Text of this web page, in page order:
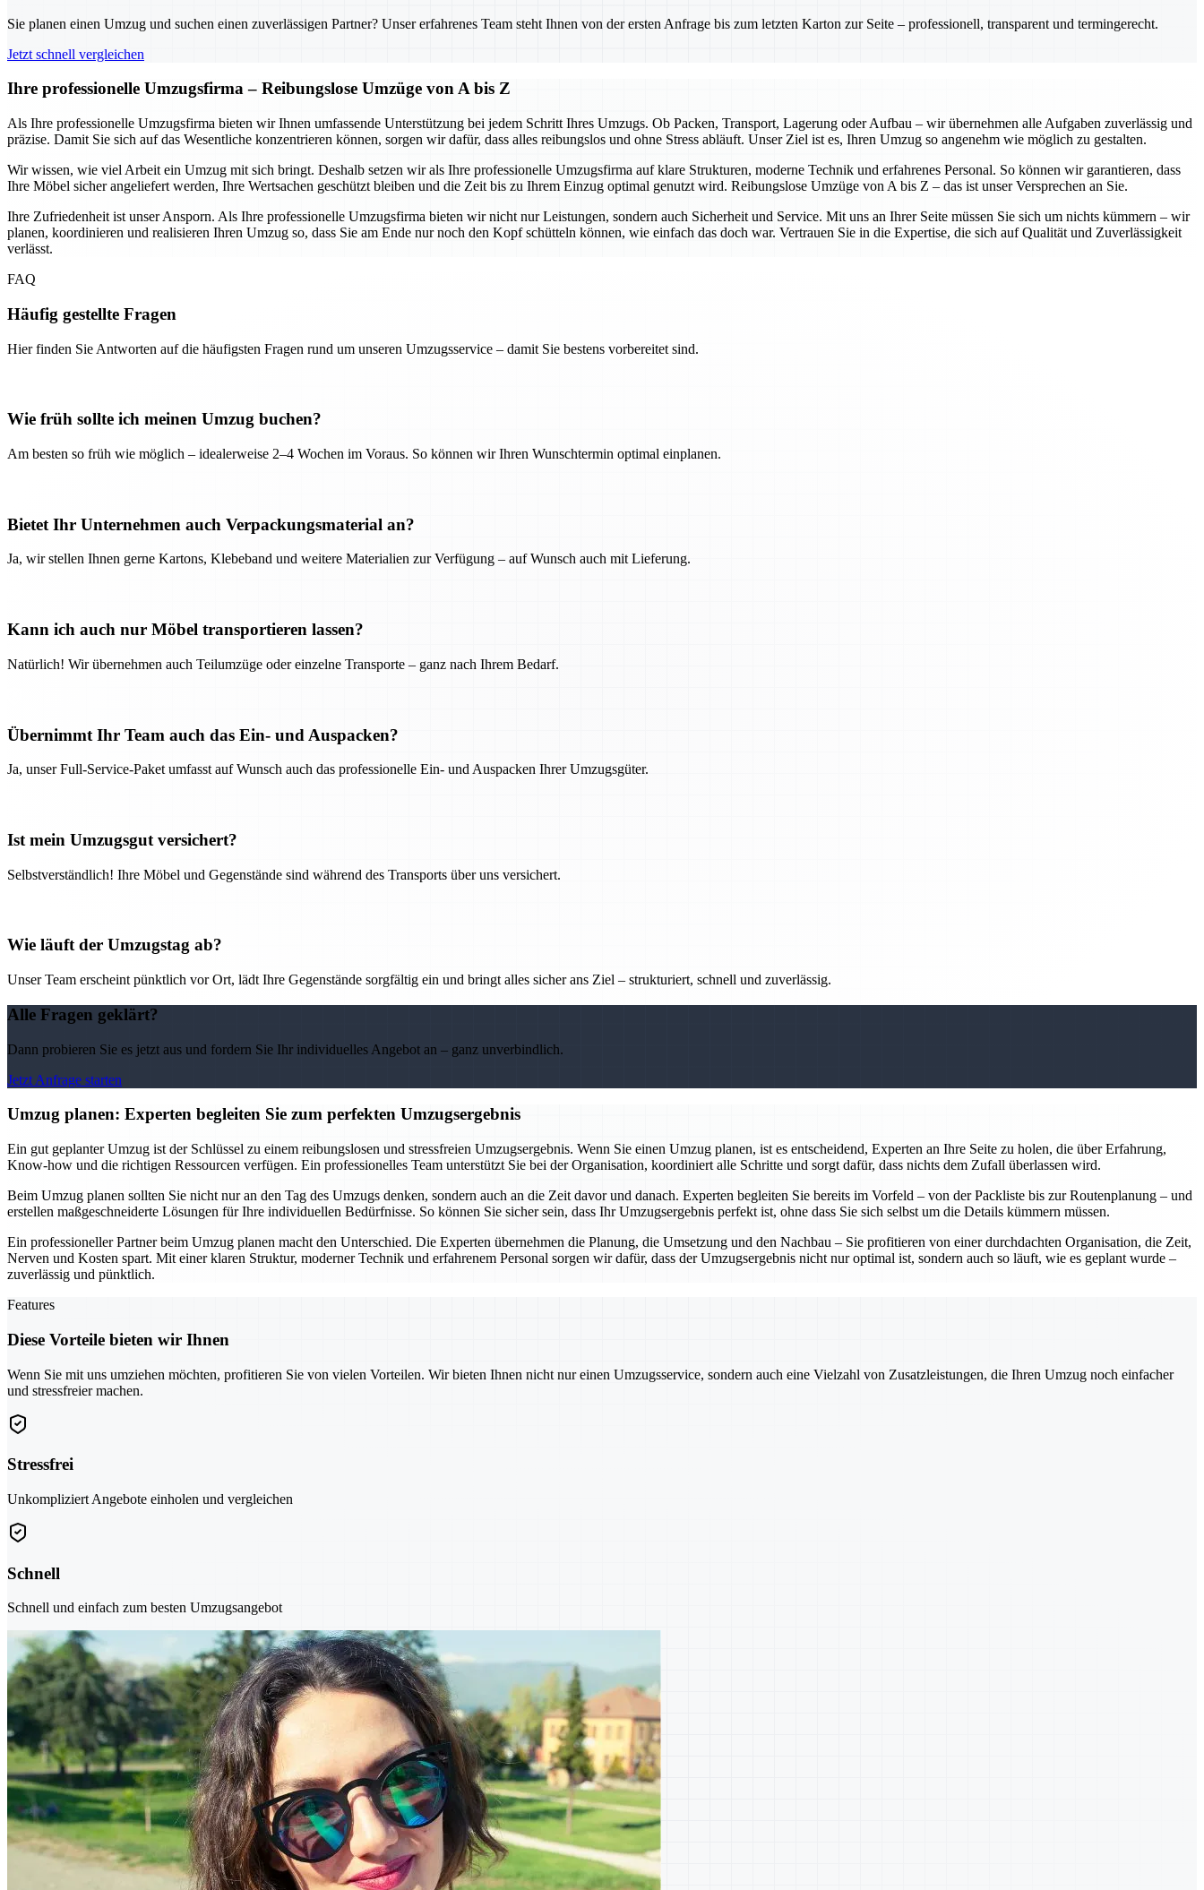
Sie planen einen Umzug und suchen einen zuverlässigen Partner? Unser erfahrenes Team steht Ihnen von der ersten Anfrage bis zum letzten Karton zur Seite – professionell, transparent und termingerecht.
Jetzt schnell vergleichen
Ihre professionelle Umzugsfirma – Reibungslose Umzüge von A bis Z
Als Ihre professionelle Umzugsfirma bieten wir Ihnen umfassende Unterstützung bei jedem Schritt Ihres Umzugs. Ob Packen, Transport, Lagerung oder Aufbau – wir übernehmen alle Aufgaben zuverlässig und
präzise. Damit Sie sich auf das Wesentliche konzentrieren können, sorgen wir dafür, dass alles reibungslos und ohne Stress abläuft. Unser Ziel ist es, Ihren Umzug so angenehm wie möglich zu gestalten.
Wir wissen, wie viel Arbeit ein Umzug mit sich bringt. Deshalb setzen wir als Ihre professionelle Umzugsfirma auf klare Strukturen, moderne Technik und erfahrenes Personal. So können wir garantieren, dass
Ihre Möbel sicher angeliefert werden, Ihre Wertsachen geschützt bleiben und die Zeit bis zu Ihrem Einzug optimal genutzt wird. Reibungslose Umzüge von A bis Z – das ist unser Versprechen an Sie.
Ihre Zufriedenheit ist unser Ansporn. Als Ihre professionelle Umzugsfirma bieten wir nicht nur Leistungen, sondern auch Sicherheit und Service. Mit uns an Ihrer Seite müssen Sie sich um nichts kümmern – wir
planen, koordinieren und realisieren Ihren Umzug so, dass Sie am Ende nur noch den Kopf schütteln können, wie einfach das doch war. Vertrauen Sie in die Expertise, die sich auf Qualität und Zuverlässigkeit
verlässt.
FAQ
Häufig gestellte Fragen
Hier finden Sie Antworten auf die häufigsten Fragen rund um unseren Umzugsservice – damit Sie bestens vorbereitet sind.
Wie früh sollte ich meinen Umzug buchen?
Am besten so früh wie möglich – idealerweise 2–4 Wochen im Voraus. So können wir Ihren Wunschtermin optimal einplanen.
Bietet Ihr Unternehmen auch Verpackungsmaterial an?
Ja, wir stellen Ihnen gerne Kartons, Klebeband und weitere Materialien zur Verfügung – auf Wunsch auch mit Lieferung.
Kann ich auch nur Möbel transportieren lassen?
Natürlich! Wir übernehmen auch Teilumzüge oder einzelne Transporte – ganz nach Ihrem Bedarf.
Übernimmt Ihr Team auch das Ein- und Auspacken?
Ja, unser Full-Service-Paket umfasst auf Wunsch auch das professionelle Ein- und Auspacken Ihrer Umzugsgüter.
Ist mein Umzugsgut versichert?
Selbstverständlich! Ihre Möbel und Gegenstände sind während des Transports über uns versichert.
Wie läuft der Umzugstag ab?
Unser Team erscheint pünktlich vor Ort, lädt Ihre Gegenstände sorgfältig ein und bringt alles sicher ans Ziel – strukturiert, schnell und zuverlässig.
Alle Fragen geklärt?
Dann probieren Sie es jetzt aus und fordern Sie Ihr individuelles Angebot an – ganz unverbindlich.
Jetzt Anfrage starten
Umzug planen: Experten begleiten Sie zum perfekten Umzugsergebnis
Ein gut geplanter Umzug ist der Schlüssel zu einem reibungslosen und stressfreien Umzugsergebnis. Wenn Sie einen Umzug planen, ist es entscheidend, Experten an Ihre Seite zu holen, die über Erfahrung,
Know-how und die richtigen Ressourcen verfügen. Ein professionelles Team unterstützt Sie bei der Organisation, koordiniert alle Schritte und sorgt dafür, dass nichts dem Zufall überlassen wird.
Beim Umzug planen sollten Sie nicht nur an den Tag des Umzugs denken, sondern auch an die Zeit davor und danach. Experten begleiten Sie bereits im Vorfeld – von der Packliste bis zur Routenplanung – und
erstellen maßgeschneiderte Lösungen für Ihre individuellen Bedürfnisse. So können Sie sicher sein, dass Ihr Umzugsergebnis perfekt ist, ohne dass Sie sich selbst um die Details kümmern müssen.
Ein professioneller Partner beim Umzug planen macht den Unterschied. Die Experten übernehmen die Planung, die Umsetzung und den Nachbau – Sie profitieren von einer durchdachten Organisation, die Zeit,
Nerven und Kosten spart. Mit einer klaren Struktur, moderner Technik und erfahrenem Personal sorgen wir dafür, dass der Umzugsergebnis nicht nur optimal ist, sondern auch so läuft, wie es geplant wurde –
zuverlässig und pünktlich.
Features
Diese Vorteile bieten wir Ihnen
Wenn Sie mit uns umziehen möchten, profitieren Sie von vielen Vorteilen. Wir bieten Ihnen nicht nur einen Umzugsservice, sondern auch eine Vielzahl von Zusatzleistungen, die Ihren Umzug noch einfacher
und stressfreier machen.
Stressfrei
Unkompliziert Angebote einholen und vergleichen
Schnell
Schnell und einfach zum besten Umzugsangebot